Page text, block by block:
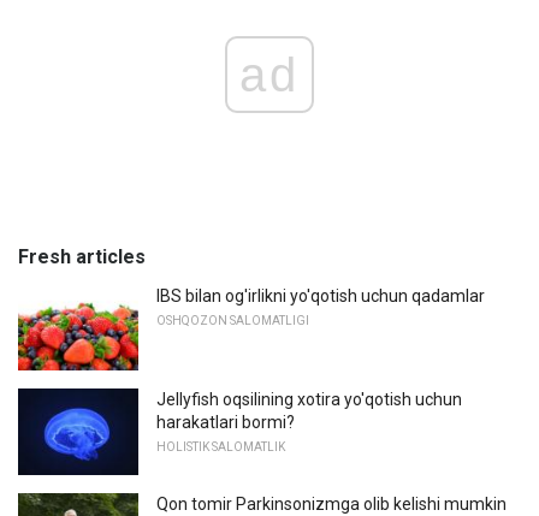
ad
Fresh articles
IBS bilan og'irlikni yo'qotish uchun qadamlar
OSHQOZON SALOMATLIGI
Jellyfish oqsilining xotira yo'qotish uchun
harakatlari bormi?
HOLISTIK SALOMATLIK
Qon tomir Parkinsonizmga olib kelishi mumkin